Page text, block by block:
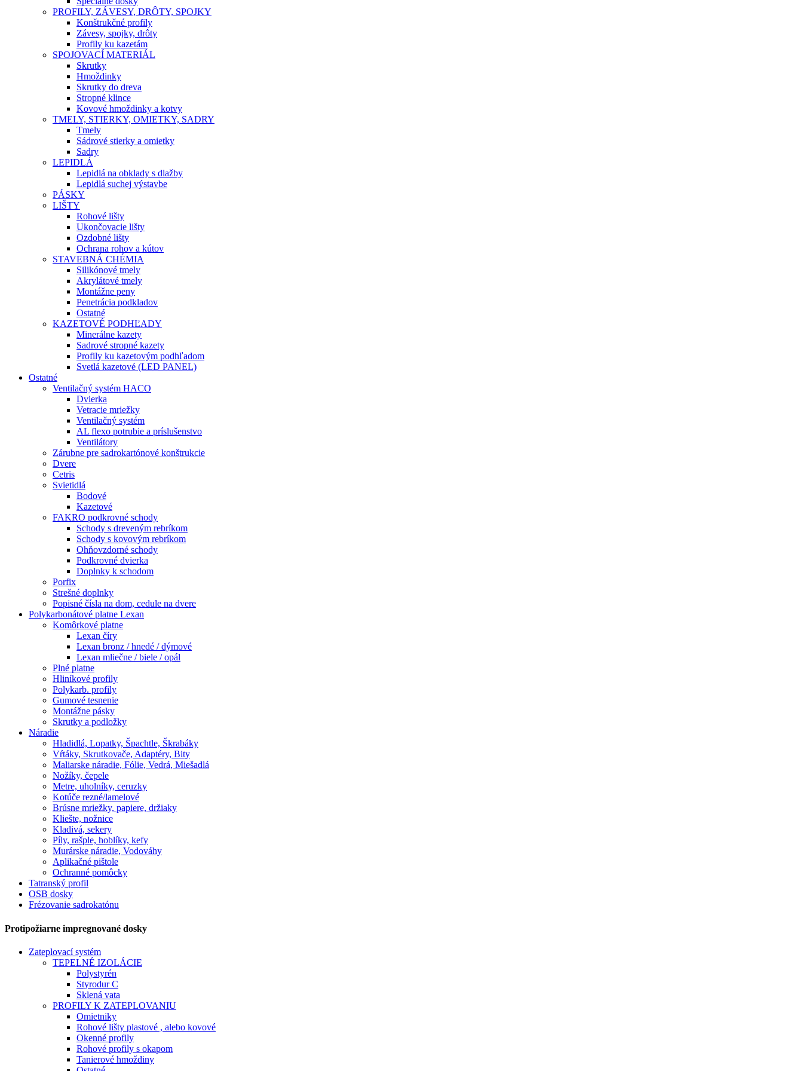
PROFILY, ZÁVESY, DRÔTY, SPOJKY
Konštrukčné profily
Závesy, spojky, drôty
Profily ku kazetám
SPOJOVACÍ MATERIÁL
Skrutky
Hmoždinky
Skrutky do dreva
Stropné klince
Kovové hmoždinky a kotvy
TMELY, STIERKY, OMIETKY, SADRY
Tmely
Sádrové stierky a omietky
Sadry
LEPIDLÁ
Lepidlá na obklady s dlažby
Lepidlá suchej výstavbe
PÁSKY
LIŠTY
Rohové lišty
Ukončovacie lišty
Ozdobné lišty
Ochrana rohov a kútov
STAVEBNÁ CHÉMIA
Silikónové tmely
Akrylátové tmely
Montážne peny
Penetrácia podkladov
Ostatné
KAZETOVÉ PODHĽADY
Minerálne kazety
Sadrové stropné kazety
Profily ku kazetovým podhľadom
Svetlá kazetové (LED PANEL)
Ostatné
Ventilačný systém HACO
Dvierka
Vetracie mriežky
Ventilačný systém
AL flexo potrubie a príslušenstvo
Ventilátory
Zárubne pre sadrokartónové konštrukcie
Dvere
Cetris
Svietidlá
Bodové
Kazetové
FAKRO podkrovné schody
Schody s dreveným rebríkom
Schody s kovovým rebríkom
Ohňovzdorné schody
Podkrovné dvierka
Doplnky k schodom
Porfix
Strešné doplnky
Popisné čísla na dom, cedule na dvere
Polykarbonátové platne Lexan
Komôrkové platne
Lexan číry
Lexan bronz / hnedé / dýmové
Lexan mliečne / biele / opál
Plné platne
Hliníkové profily
Polykarb. profily
Gumové tesnenie
Montážne pásky
Skrutky a podložky
Náradie
Hladidlá, Lopatky, Špachtle, Škrabáky
Vŕtáky, Skrutkovače, Adaptéry, Bity
Maliarske náradie, Fólie, Vedrá, Miešadlá
Nožíky, čepele
Metre, uholníky, ceruzky
Kotúče rezné/lamelové
Brúsne mriežky, papiere, držiaky
Kliešte, nožnice
Kladivá, sekery
Píly, rašple, hoblíky, kefy
Murárske náradie, Vodováhy
Aplikačné pištole
Ochranné pomôcky
Tatranský profil
OSB dosky
Frézovanie sadrokatónu
Protipožiarne impregnované dosky
Zateplovací systém
TEPELNÉ IZOLÁCIE
Polystyrén
Styrodur C
Sklená vata
PROFILY K ZATEPLOVANIU
Omietniky
Rohové lišty plastové , alebo kovové
Okenné profily
Rohové profily s okapom
Tanierové hmoždiny